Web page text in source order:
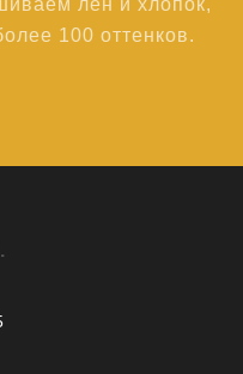
лен и хлопок,
100 оттенков.